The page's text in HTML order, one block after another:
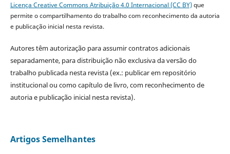
Licença Creative Commons Atribuição 4.0 Internacional (CC BY)que
permite o compartilhamento do trabalho com reconhecimento da autoria
e publicação inicial nesta revista.
Autores têm autorização para assumir contratos adicionais
separadamente, para distribuição não exclusiva da versão do
trabalho publicada nesta revista (ex.: publicar em repositório
institucional ou como capítulo de livro, com reconhecimento de
autoria e publicação inicial nesta revista).
Artigos Semelhantes